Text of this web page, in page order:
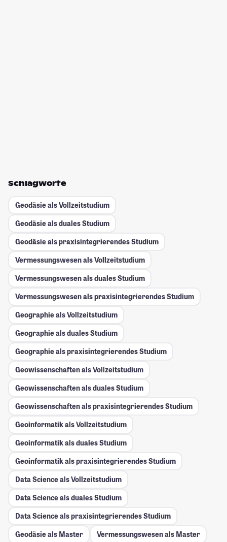
Schlagworte
Geodäsie als Vollzeitstudium
Geodäsie als duales Studium
Geodäsie als praxisintegrierendes Studium
Vermessungswesen als Vollzeitstudium
Vermessungswesen als duales Studium
Vermessungswesen als praxisintegrierendes Studium
Geographie als Vollzeitstudium
Geographie als duales Studium
Geographie als praxisintegrierendes Studium
Geowissenschaften als Vollzeitstudium
Geowissenschaften als duales Studium
Geowissenschaften als praxisintegrierendes Studium
Geoinformatik als Vollzeitstudium
Geoinformatik als duales Studium
Geoinformatik als praxisintegrierendes Studium
Data Science als Vollzeitstudium
Data Science als duales Studium
Data Science als praxisintegrierendes Studium
Geodäsie als Master
Vermessungswesen als Master